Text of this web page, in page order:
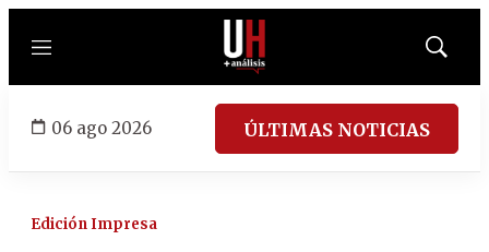
Menú
Mostrar
06 ago 2026 ÚLTIMAS NOTICIAS
Edición Impresa